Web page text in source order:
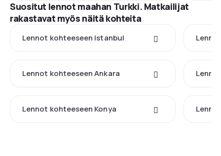
Suositut lennot maahan Turkki. Matkailijat
rakastavat myös näitä kohteita
Lennot kohteeseen Istanbul
Lennot kohteeseen Ankara
Lennot kohteeseen Konya